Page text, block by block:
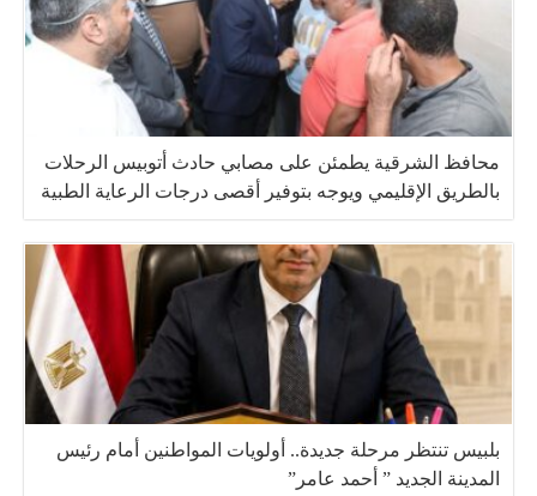
محافظ الشرقية يطمئن على مصابي حادث أتوبيس الرحلات
بالطريق الإقليمي ويوجه بتوفير أقصى درجات الرعاية الطبية
بلبيس تنتظر مرحلة جديدة.. أولويات المواطنين أمام رئيس
المدينة الجديد ” أحمد عامر”